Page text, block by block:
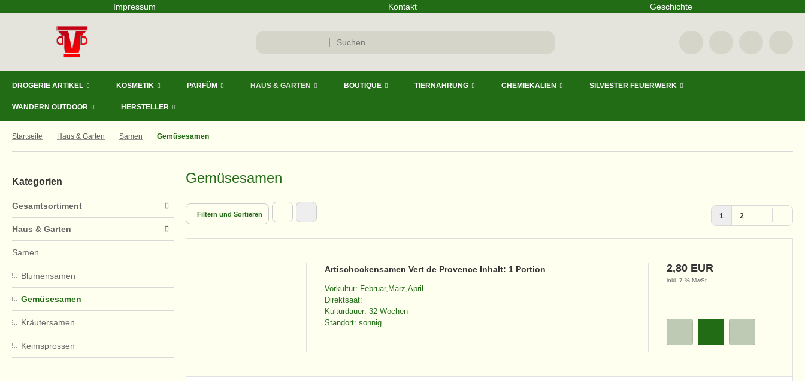
Impressum Kontakt Geschichte
DROGERIE ARTIKEL KOSMETIK PARFÜM HAUS & GARTEN BOUTIQUE TIERNAHRUNG CHEMIEKALIEN SILVESTER FEUERWERK
WANDERN OUTDOOR HERSTELLER
Startseite Haus & Garten Samen Gemüsesamen
Kategorien
Gesamtsortiment
Haus & Garten
Samen
Blumensamen
Gemüsesamen
Kräutersamen
Keimsprossen
Gemüsesamen
Filtern und Sortieren 1 2
Artischockensamen Vert de Provence Inhalt: 1 Portion
Vorkultur: Februar,März,April
Direktsaat:
Kulturdauer: 32 Wochen
Standort: sonnig
2,80 EUR
inkl. 7 % MwSt.